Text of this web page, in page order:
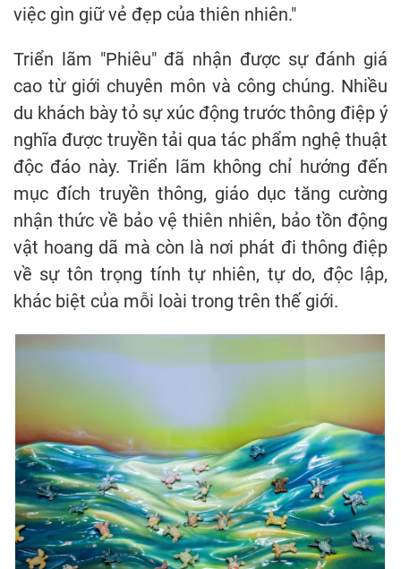
việc gìn giữ vẻ đẹp của thiên nhiên."
Triển lãm "Phiêu" đã nhận được sự đánh giá
cao từ giới chuyên môn và công chúng. Nhiều
du khách bày tỏ sự xúc động trước thông điệp ý
nghĩa được truyền tải qua tác phẩm nghệ thuật
độc đáo này. Triển lãm không chỉ hướng đến
mục đích truyền thông, giáo dục tăng cường
nhận thức về bảo vệ thiên nhiên, bảo tồn động
vật hoang dã mà còn là nơi phát đi thông điệp
về sự tôn trọng tính tự nhiên, tự do, độc lập,
khác biệt của mỗi loài trong trên thế giới.